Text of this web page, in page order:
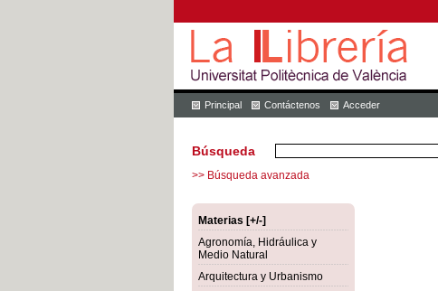
Principal Contáctenos Acceder
Búsqueda
>> Búsqueda avanzada
Materias [+/-]
Agronomía, Hidráulica y
Medio Natural
Arquitectura y Urbanismo